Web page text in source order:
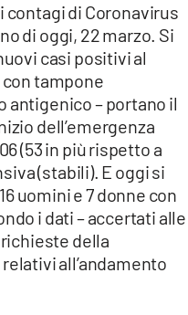
contagi di Coronavirus
di oggi, 22 marzo. Si
casi positivi al
con tampone
antigenico – portano il
dell’emergenza
(53 in più rispetto a
(stabili). E oggi si
uomini e 7 donne con
i dati – accertati alle
richieste della
all’andamento